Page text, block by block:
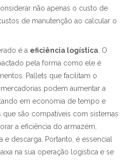
não apenas o custo de
de manutenção ao calcular o
é a eficiência logística . O
pela forma como ele é
Pallets que facilitam o
podem aumentar a
em economia de tempo e
são compatíveis com sistemas
a eficiência do armazém,
descarga. Portanto, é essencial
na sua operação logística e se